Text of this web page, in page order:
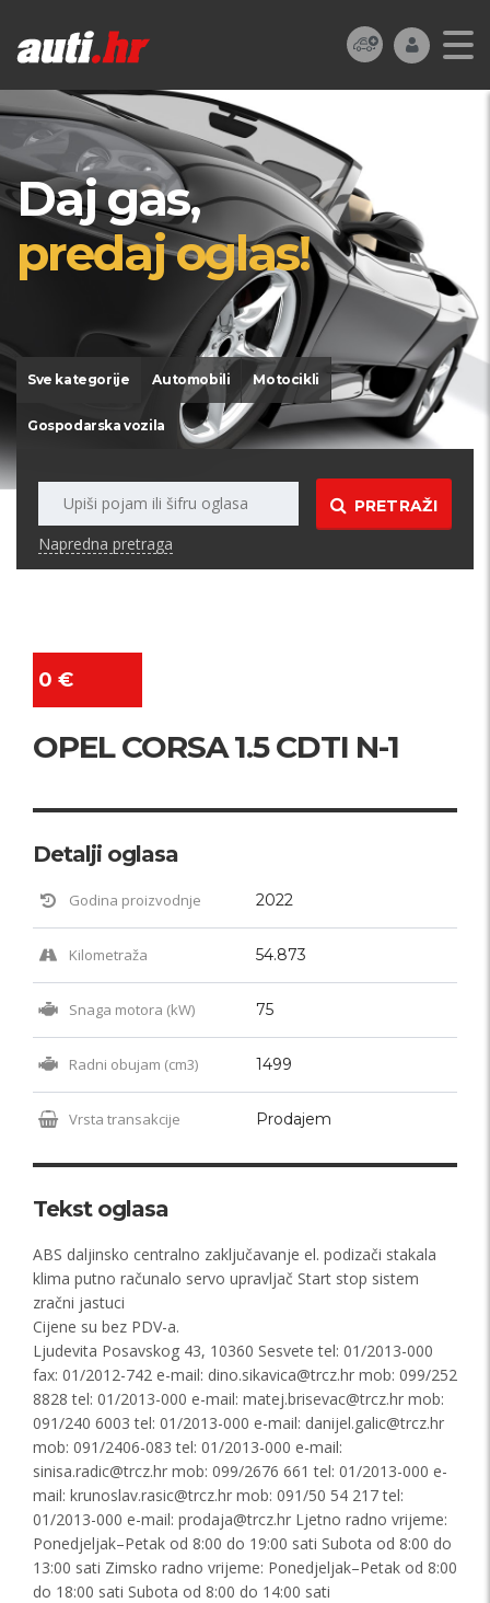
Daj gas,
predaj oglas!
Sve kategorije Automobili Motocikli
Gospodarska vozila
PRETRAŽI
Napredna pretraga
0 €
OPEL CORSA 1.5 CDTI N-1
Detalji oglasa
Godina proizvodnje 2022
Kilometraža 54.873
Snaga motora (kW) 75
Radni obujam (cm3) 1499
Vrsta transakcije Prodajem
Tekst oglasa
ABS daljinsko centralno zaključavanje el. podizači stakala
klima putno računalo servo upravljač Start stop sistem
zračni jastuci
Cijene su bez PDV-a.
Ljudevita Posavskog 43, 10360 Sesvete tel: 01/2013-000
fax: 01/2012-742 e-mail: dino.sikavica@trcz.hr mob: 099/252
8828 tel: 01/2013-000 e-mail: matej.brisevac@trcz.hr mob:
091/240 6003 tel: 01/2013-000 e-mail: danijel.galic@trcz.hr
mob: 091/2406-083 tel: 01/2013-000 e-mail:
sinisa.radic@trcz.hr mob: 099/2676 661 tel: 01/2013-000 e-
mail: krunoslav.rasic@trcz.hr mob: 091/50 54 217 tel:
01/2013-000 e-mail: prodaja@trcz.hr Ljetno radno vrijeme:
Ponedjeljak–Petak od 8:00 do 19:00 sati Subota od 8:00 do
13:00 sati Zimsko radno vrijeme: Ponedjeljak–Petak od 8:00
do 18:00 sati Subota od 8:00 do 14:00 sati